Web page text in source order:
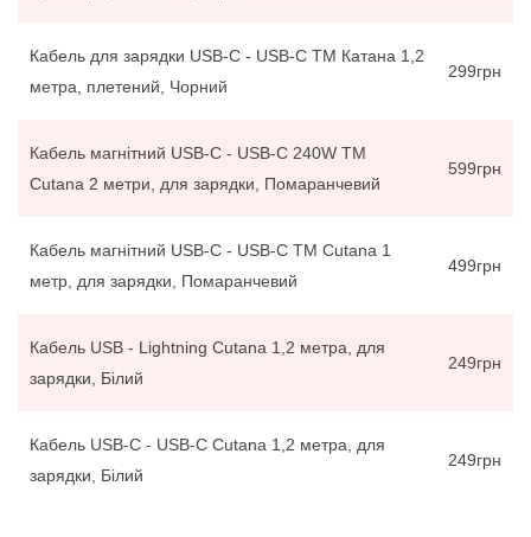
Кабель для зарядки USB-C - USB-C ТМ Катана 1,2
метра, плетений, Чорний
299грн
Кабель магнітний USB-C - USB-C 240W ТМ
Cutana 2 метри, для зарядки, Помаранчевий
599грн
Кабель магнітний USB-C - USB-C ТМ Cutana 1
метр, для зарядки, Помаранчевий
499грн
Кабель USB - Lightning Cutana 1,2 метра, для
зарядки, Білий
249грн
Кабель USB-C - USB-C Cutana 1,2 метра, для
зарядки, Білий
249грн